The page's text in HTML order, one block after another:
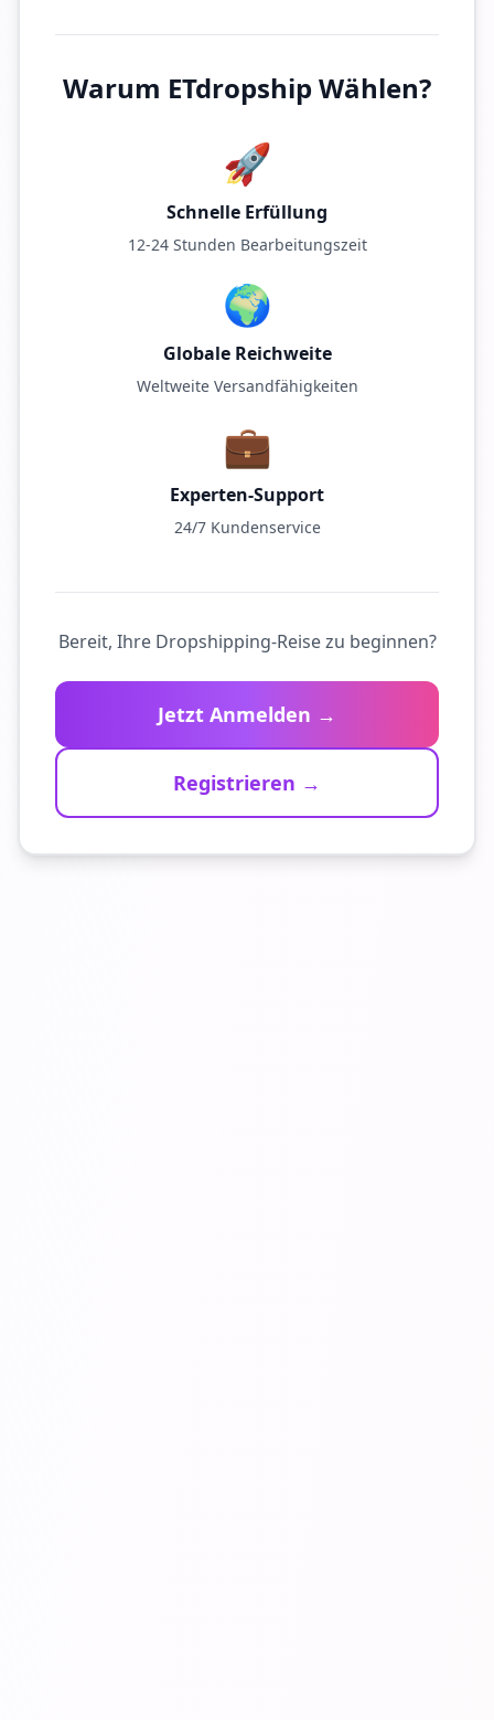
Warum ETdropship Wählen?
🚀
Schnelle Erfüllung
12-24 Stunden Bearbeitungszeit
🌍
Globale Reichweite
Weltweite Versandfähigkeiten
💼
Experten-Support
24/7 Kundenservice
Bereit, Ihre Dropshipping-Reise zu beginnen?
Jetzt Anmelden →
Registrieren →